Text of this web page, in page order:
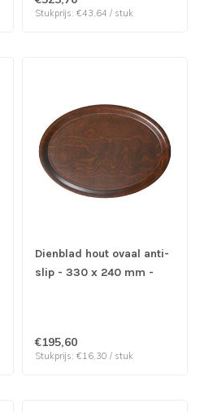
Stukprijs: €43,64 / stuk
Dienblad hout ovaal anti-
slip - 330 x 240 mm -
€195,60
Stukprijs: €16,30 / stuk